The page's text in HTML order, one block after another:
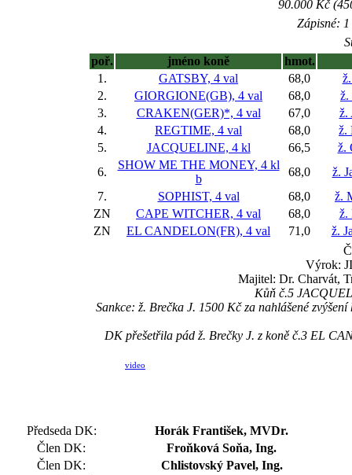
90.000 Kč
Zápisné:
poř.
jméno koně
hmot.
1.
GATSBY, 4 val 68,0
2.
GIORGIONE(GB), 4 val 68,0
ž.
3.
CRAKEN(GER)*, 4 val 67,0
ž.
4.
REGTIME, 4 val 68,0
ž.
5.
JACQUELINE, 4 kl 66,5
ž.
6.
SHOW ME THE MONEY, 4 kl
b
68,0
ž.
7.
SOPHIST, 4 val 68,0
ž.
ZN
CAPE WITCHER, 4 val 68,0
ž.
ZN
EL CANDELON(FR), 4 val 71,0
ž.
Výrok:
Majitel: Dr. Charvát,
Kůň č.5
Sankce: ž. Brečka J. 1500 Kč za nahlášené
DK přešetřila pád ž. Brečky J. z koně č.3 EL
video
Předseda DK:
Horák František, MVDr.
Člen DK:
Froňková Soňa, Ing.
Člen DK:
Chlistovský Pavel, Ing.